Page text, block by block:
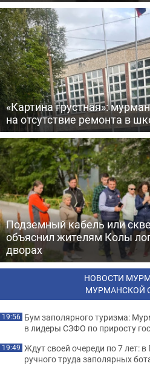
«Картина грустная»:
на отсутствие ремонта в
Подземный кабель или
объяснил жителям Колы
дворах
НОВОСТИ
МУРМАНСКОЙ
19:56 Бум заполярного туризма:
в лидеры СЗФО по приросту
19:49 Ждут своей очереди по 7 лет:
ручного труда заполярных